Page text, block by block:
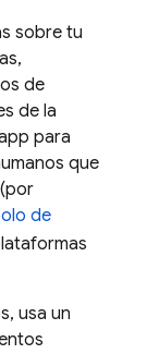
sobre tu
de
de la
para
que
de
usa un